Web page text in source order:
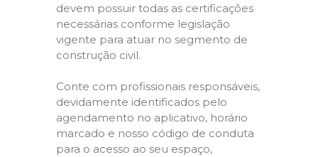
devem possuir todas as certificações
necessárias conforme legislação
vigente para atuar no segmento de
construção civil.
Conte com profissionais responsáveis,
devidamente identificados pelo
agendamento no aplicativo, horário
marcado e nosso código de conduta
para o acesso ao seu espaço,